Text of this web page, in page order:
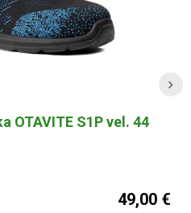
OTAVITE S1P vel. 44
49,00 €